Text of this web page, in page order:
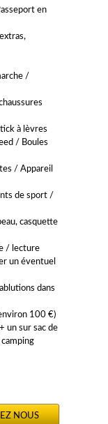
en
/
à lèvres
/ Boules
/ Appareil
de sport /
casquette
/ lecture
un éventuel
dans
100 €)
un sur sac de
NOUS